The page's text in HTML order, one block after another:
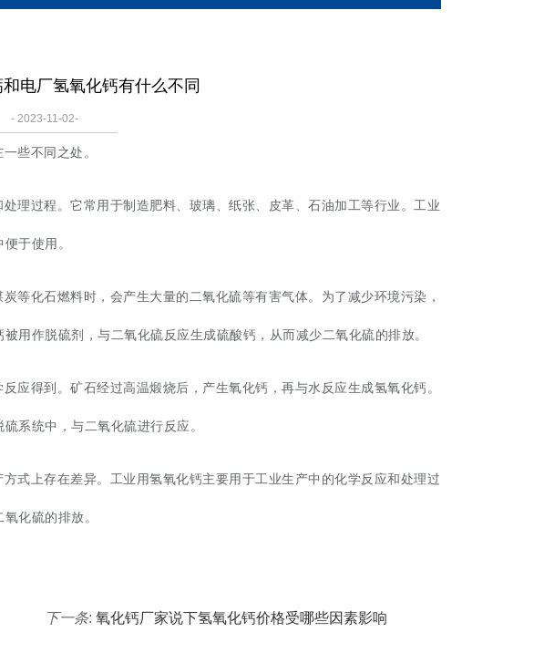
电厂氢氧化钙有什么不同
- 2023-11-02-
些不同之处。
理过程。它常用于制造肥料、玻璃、纸张、皮革、石油加工等行业。工业
于使用。
等化石燃料时，会产生大量的二氧化硫等有害气体。为了减少环境污染，
用作脱硫剂，与二氧化硫反应生成硫酸钙，从而减少二氧化硫的排放。
应得到。矿石经过高温煅烧后，产生氧化钙，再与水反应生成氢氧化钙。
系统中，与二氧化硫进行反应。
式上存在差异。工业用氢氧化钙主要用于工业生产中的化学反应和处理过
化硫的排放。
下一条: 氧化钙厂家说下氢氧化钙价格受哪些因素影响